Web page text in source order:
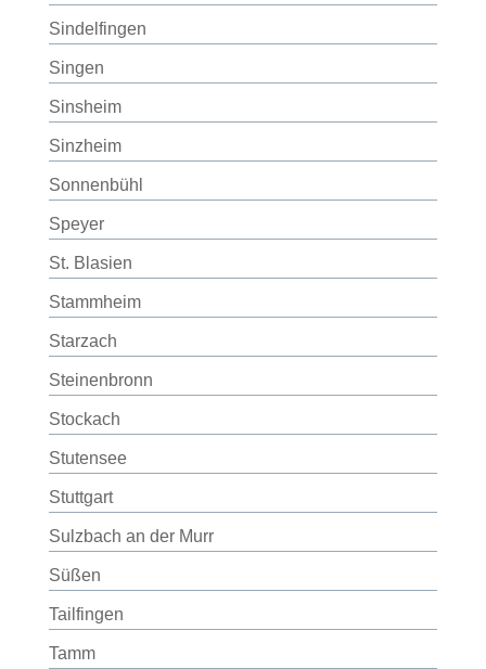
Sindelfingen
Singen
Sinsheim
Sinzheim
Sonnenbühl
Speyer
St. Blasien
Stammheim
Starzach
Steinenbronn
Stockach
Stutensee
Stuttgart
Sulzbach an der Murr
Süßen
Tailfingen
Tamm